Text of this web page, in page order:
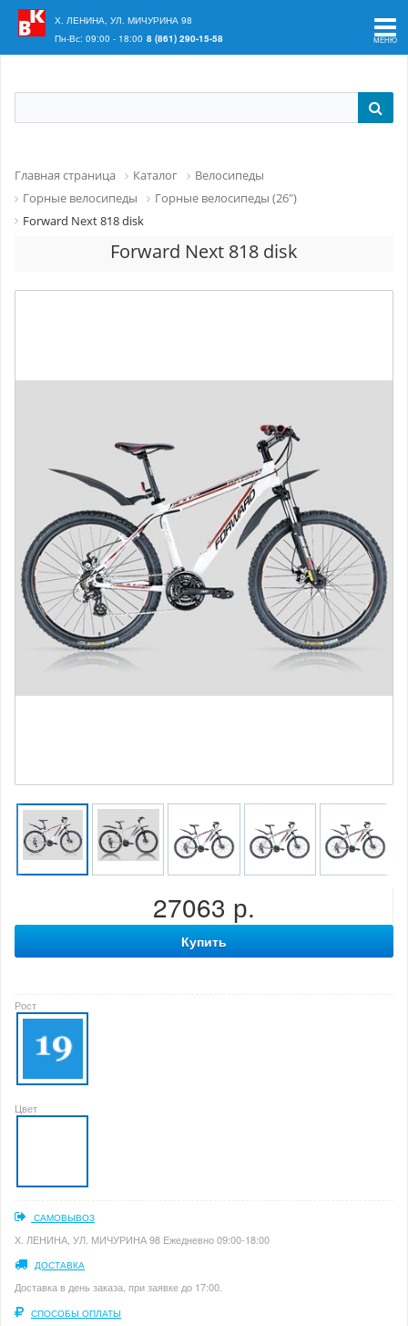
Ваш регион:
Х. ЛЕНИНА, УЛ. МИЧУРИНА 98
Пн-Вс: 09:00 - 18:00 8 (861) 290-15-58
Главная страница Каталог
Велосипеды
Горные велосипеды
Горные велосипеды (26")
Forward Next 818 disk
Forward Next 818 disk
27063 р.
Купить
Рост
Цвет
САМОВЫВОЗ
Х. ЛЕНИНА, УЛ. МИЧУРИНА 98 Ежедневно 09:00-18:00
ДОСТАВКА
Доставка в день заказа, при заявке до 17:00.
СПОСОБЫ ОПЛАТЫ